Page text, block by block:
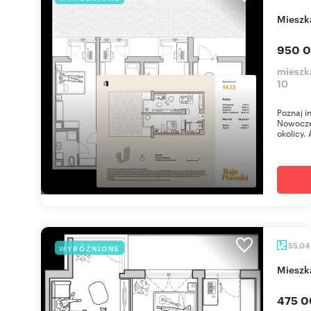
950
10
Poznaj
okolicy.
WYRÓŻNIONE 55,04
475